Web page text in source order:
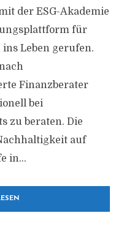
der ESG-Akademie
für
Leben gerufen.
Finanzberater
bei
zu beraten. Die
auf
in...